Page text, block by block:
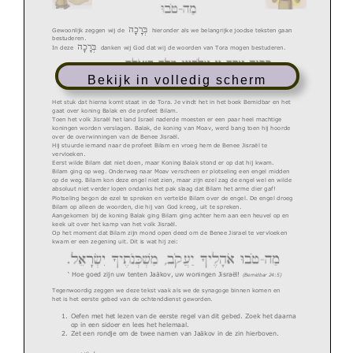
Bekijk in volledig scherm
Gewoonlijk zeggen wij de בְּרָכָה hieronder als we belangrijke joodse teksten gaan
bestuderen.
In deze
בְּרָכָה danken wij God dat wij de woorden van Tora mogen bestuderen.
Het stuk dat hierna komt staat in de Tora. Je vindt het in het boek Bemidbar en het
gaat over koning Balak en de profeet Bilam.
Toen het volk Jisraël het land Israel naderde moesten er een paar heel machtige
koningen worden verslagen. Balak, de koning van Moav, werd bang toen hij hoorde
over de overwinningen van de Benee Jisraël
Hij stuurde iemand naar de profeet Bilam en vroeg hem de Benee Jisraël te
vervloeken
Eerst wilde Bilam dat niet doen, maar Koning Balak stond er op dat hij kwam
Bilam ging op weg. Onderweg naar Moav verscheen er plotseling een engel midden
op de weg. Bilam kon deze engel niet zien, maar zijn ezel zag de engel wel en wilde
absoluut niet verder lopen ondanks het pak slaag dat Bilam het arme dier gaf!
Plotseling begon de ezel te spreken en vertelde Bilam over de engel. De engel droeg
Bilam op alleen de woorden die hij van God kreeg
uit te spreken.
Aangekomen bij de koning Balak ging Bilam ging achter hem aan een heuvel op en
keek uit over het kamp van het volk Jisraël.
Op het moment dat Bilam zijn mond open deed om de Benee Jisrael te vervloeken
kwam er een zegening uit. Dit is wat hij zei:
‘ Hoe goed zijn uw tenten Jaäkov , uw woningen Jisraël! (Bemidbar 24 5)
Tegenwoordig zeggen we deze tekst vaak als we de synagoge binnen komen en
het is het eerste gebed van de ochtenddienst geworden.
1. Oefen met het lezen van de eerste regel van dit gebed.
Zoek het daarna
op in een sidoer en lees het helemaal.
2.
Zet een rondje om de twee namen van Jaäkov in de zin hierboven.